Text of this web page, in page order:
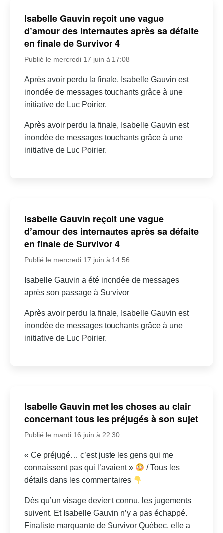
Isabelle Gauvin reçoit une vague
d’amour des internautes après sa défaite
en finale de Survivor 4
Publié le mercredi 17 juin à 17:08
Après avoir perdu la finale, Isabelle Gauvin est
inondée de messages touchants grâce à une
initiative de Luc Poirier.
Après avoir perdu la finale, Isabelle Gauvin est
inondée de messages touchants grâce à une
initiative de Luc Poirier.
Isabelle Gauvin reçoit une vague
d’amour des internautes après sa défaite
en finale de Survivor 4
Publié le mercredi 17 juin à 14:56
Isabelle Gauvin a été inondée de messages
après son passage à Survivor
Après avoir perdu la finale, Isabelle Gauvin est
inondée de messages touchants grâce à une
initiative de Luc Poirier.
Isabelle Gauvin met les choses au clair
concernant tous les préjugés à son sujet
Publié le mardi 16 juin à 22:30
« Ce préjugé… c’est juste les gens qui me
connaissent pas qui l’avaient »
/ Tous les
détails dans les commentaires
Dès qu’un visage devient connu, les jugements
suivent. Et Isabelle Gauvin n’y a pas échappé.
Finaliste marquante de Survivor Québec, elle a